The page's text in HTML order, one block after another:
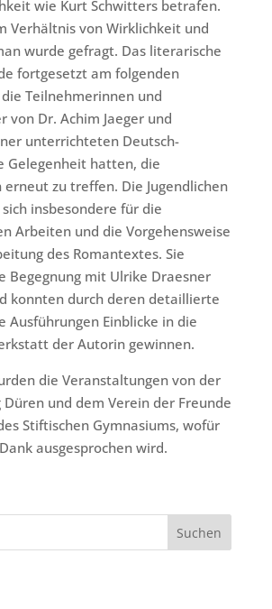
wie Kurt Schwitters betrafen.
Verhältnis von Wirklichkeit und
wurde gefragt. Das literarische
fortgesetzt am folgenden
Teilnehmerinnen und
von Dr. Achim Jaeger und
unterrichteten Deutsch-
Gelegenheit hatten, die
zu treffen. Die Jugendlichen
insbesondere für die
Arbeiten und die Vorgehensweise
des Romantextes. Sie
Begegnung mit Ulrike Draesner
konnten durch deren detaillierte
Ausführungen Einblicke in die
der Autorin gewinnen.
die Veranstaltungen von der
und dem Verein der Freunde
Stiftischen Gymnasiums, wofür
ausgesprochen wird.